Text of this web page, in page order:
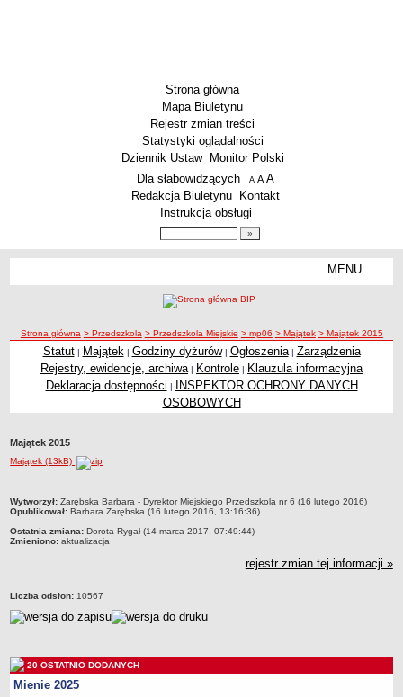
Strona główna
Mapa Biuletynu
Rejestr zmian treści
Statystyki oglądalności
Dziennik Ustaw
Monitor Polski
Menu dodatkowe
Dla słabowidzących A pomniejsz czcionkę
A standardowy rozmiar czcionki
A
Redakcja Biuletynu
Kontakt
Instrukcja obsługi
MENU
Licea
Zespoły Szkół
Techniczne Zakłady Naukowe
ARCHIWUM SZKÓŁ I PLACÓWEK
Zlikwidowane gimnazja
Wielofunkcyjna Placówka
SPECJALNE OŚRODKI SZKOLNO-WYCHOWAWCZE
Specjalny Ośrodek nr 1
BURSA MIEJSKA
Dane podstawowe
Majątek
Godziny dyżurów
ścieżka nawigacji
Strona główna > Przedszkola > Przedszkola Miejskie > mp06 > Majątek > Majątek 2015
Statut| Majątek | Godziny dyżurów| Ogłoszenia| Zarządzenia
Rejestry, ewidencje, archiwa | Kontrole | Klauzula informacyjna
Deklaracja dostępności |
INSPEKTOR OCHRONY DANYCH
OSOBOWYCH
Majątek 2015
Majątek (13kB)
metryczka
Wytworzył: Zarębska Barbara - Dyrektor Miejskiego Przedszkola nr 6 (16 lutego 2016)
Opublikował: Barbara Zarębska (16 lutego 2016, 13:16:36)
Ostatnia zmiana: Dorota Rygał (14 marca 2017, 07:49:44)
Zmieniono: aktualizacja
rejestr zmian tej informacji »
Liczba odsłon: 10567
20 OSTATNIO DODANYCH
Mienie 2025